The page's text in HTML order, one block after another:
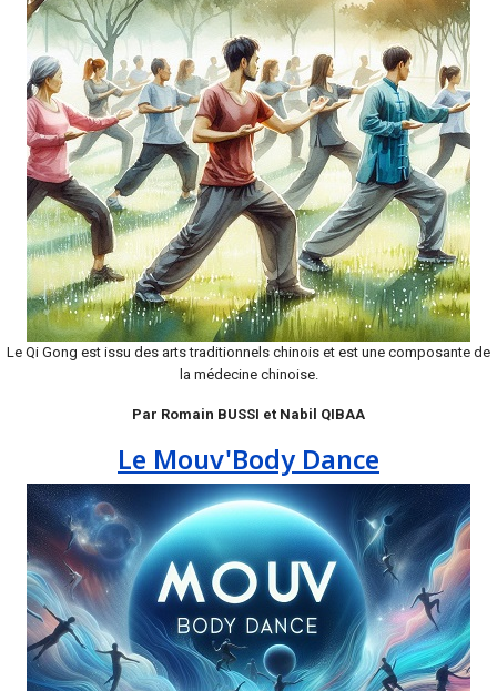
Le Qi Gong est issu des arts traditionnels chinois et est une composante de
la médecine chinoise.
Par Romain BUSSI et Nabil QIBAA
Le Mouv'Body Dance